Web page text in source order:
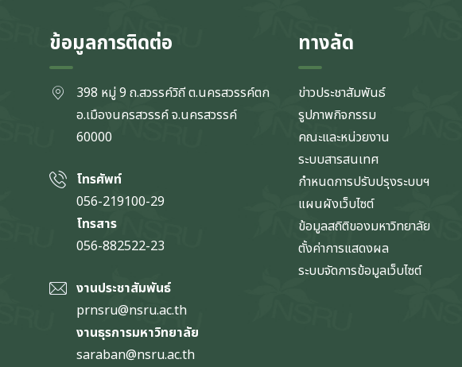
ข้อมูลการติดต่อ
398 หมู่ 9 ถ.สวรรค์วิถี ต.นครสวรรค์ตก
อ.เมืองนครสวรรค์ จ.นครสวรรค์
60000
โทรศัพท์
056-219100-29
โทรสาร
056-882522-23
งานประชาสัมพันธ์
prnsru@nsru.ac.th
งานธุรการมหาวิทยาลัย
saraban@nsru.ac.th
ทางลัด
ข่าวประชาสัมพันธ์
รูปภาพกิจกรรม
คณะและหน่วยงาน
ระบบสารสนเทศ
กำหนดการปรับปรุงระบบฯ
แผนผังเว็บไซต์
ข้อมูลสถิติของมหาวิทยาลัย
ตั้งค่าการแสดงผล
ระบบจัดการข้อมูลเว็บไซต์